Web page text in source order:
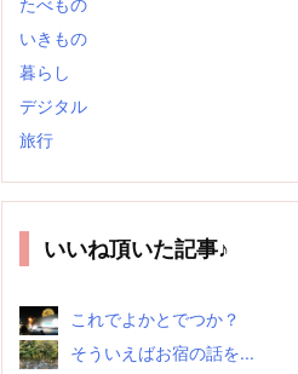
たべもの
いきもの
暮らし
デジタル
旅行
いいね頂いた記事♪
これでよかとでつか？
そういえばお宿の話を...